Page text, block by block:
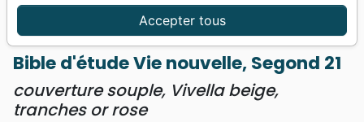
Bible d'étude Vie nouvelle, Segond 21 - couverture
souple, Vivella beige, tranches or rose
Bible d'étude Vie nouvelle, Segond 21
couverture souple, Vivella beige,
tranches or rose
Accepter tous